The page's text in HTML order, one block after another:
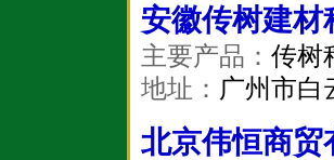
安徽传树建材
主要产品： 传树
地址： 广州市白
北京伟恒商贸